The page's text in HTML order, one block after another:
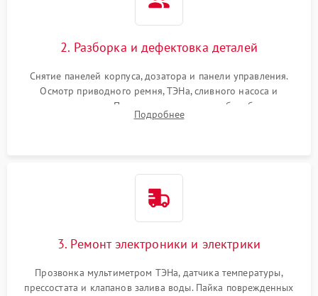
2. Разборка и дефектовка деталей
Снятие панелей корпуса, дозатора и панели управления.
Осмотр приводного ремня, ТЭНа, сливного насоса и
амортизаторов. Проверка подшипников барабана и
крестовины на износ, а манжеты люка на разрывы.
Подробнее
3. Ремонт электроники и электрики
Прозвонка мультиметром ТЭНа, датчика температуры,
прессостата и клапанов залива воды. Пайка поврежденных